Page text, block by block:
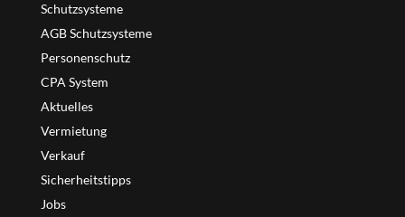
Schutzsysteme
AGB Schutzsysteme
Personenschutz
CPA System
Aktuelles
Vermietung
Verkauf
Sicherheitstipps
Jobs